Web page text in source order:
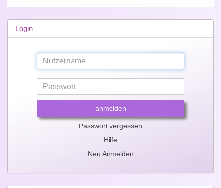
Login
anmelden
Passwort vergessen
Hilfe
Neu Anmelden